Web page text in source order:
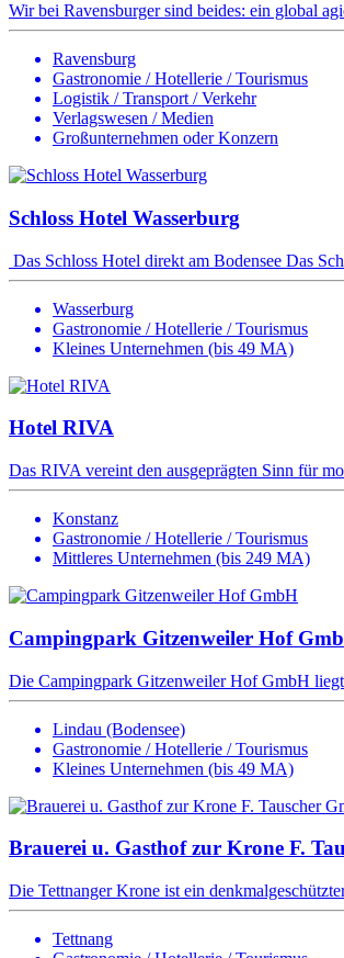
Wir bei Ravensburger sind beides: ein global
Ravensburg
Gastronomie / Hotellerie / Tourismus
Logistik / Transport / Verkehr
Verlagswesen / Medien
Großunternehmen oder Konzern
Schloss Hotel Wasserburg
Das Schloss Hotel direkt am Bodensee Das
Wasserburg
Gastronomie / Hotellerie / Tourismus
Kleines Unternehmen (bis 49 MA)
Hotel RIVA
Das RIVA vereint den ausgeprägten Sinn für
Konstanz
Gastronomie / Hotellerie / Tourismus
Mittleres Unternehmen (bis 249 MA)
Campingpark Gitzenweiler Hof
Die Campingpark Gitzenweiler Hof GmbH
Lindau (Bodensee)
Gastronomie / Hotellerie / Tourismus
Kleines Unternehmen (bis 49 MA)
Brauerei u. Gasthof zur Krone F.
Die Tettnanger Krone ist ein
Tettnang